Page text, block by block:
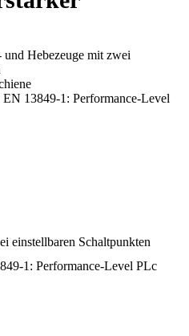
und Hebezeuge mit zwei
13849-1: Performance-Level
einstellbaren Schaltpunkten
1: Performance-Level PLc